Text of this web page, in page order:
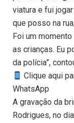
viatura e fui
que posso na
Foi um
as crianças. Eu
da polícia”,
Clique aqui
WhatsApp
A gravação da
Rodrigues, no